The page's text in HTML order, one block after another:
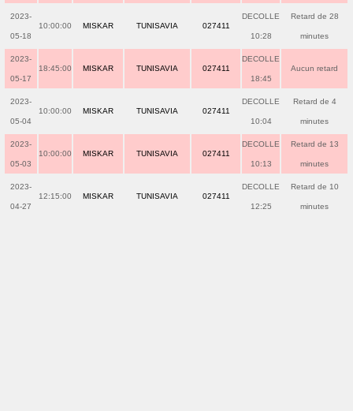
2023-
05-18
10:00:00 MISKAR TUNISAVIA 027411
DECOLLE
10:28
Retard de 28
minutes
2023-
05-17
18:45:00 MISKAR TUNISAVIA 027411
DECOLLE
18:45
Aucun retard
2023-
05-04
10:00:00 MISKAR TUNISAVIA 027411
DECOLLE
10:04
Retard de 4
minutes
2023-
05-03
10:00:00 MISKAR TUNISAVIA 027411
DECOLLE
10:13
Retard de 13
minutes
2023-
04-27
12:15:00 MISKAR TUNISAVIA 027411
DECOLLE
12:25
Retard de 10
minutes